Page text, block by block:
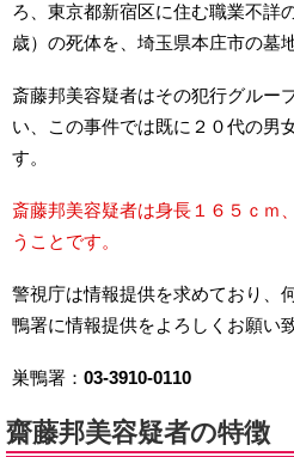
ろ、東京都新宿区に住む職業不詳
歳）の死体を、埼玉県本庄市の墓
斎藤邦美容疑者はその犯行グルー
い、この事件では既に２０代の男
す。
斎藤邦美容疑者は身長１６５ｃｍ
うことです。
警視庁は情報提供を求めており、
鴨署に情報提供をよろしくお願い
巣鴨署： 03-3910-0110
齋藤邦美容疑者の特徴